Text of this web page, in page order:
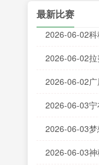
最新比赛
2026-06-02
2026-06-02
2026-06-02广
2026-06-03
2026-06-03梦
2026-06-03